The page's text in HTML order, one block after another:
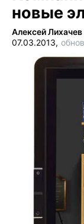
новые
Алексей Лихачев
07.03.2013,